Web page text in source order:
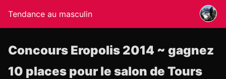
Tendance au masculin
Concours Eropolis 2014 ~ gagnez
10 places pour le salon de Tours